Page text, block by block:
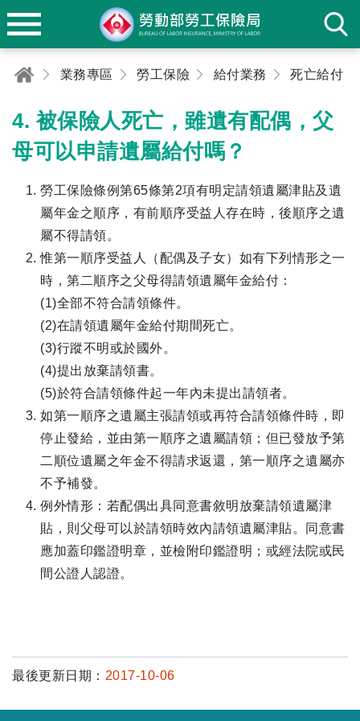
業務專區 勞工保險 給付業務 死亡給付
4. 被保險人死亡，雖遺有配偶，父
母可以申請遺屬給付嗎？
勞工保險條例第65條第2項有明定請領遺屬津貼及遺
屬年金之順序，有前順序受益人存在時，後順序之遺
屬不得請領。
惟第一順序受益人（配偶及子女）如有下列情形之一
時，第二順序之父母得請領遺屬年金給付：
(1)全部不符合請領條件。
(2)在請領遺屬年金給付期間死亡。
(3)行蹤不明或於國外。
(4)提出放棄請領書。
(5)於符合請領條件起一年內未提出請領者。
如第一順序之遺屬主張請領或再符合請領條件時，即
停止發給，並由第一順序之遺屬請領；但已發放予第
二順位遺屬之年金不得請求返還，第一順序之遺屬亦
不予補發。
例外情形：若配偶出具同意書敘明放棄請領遺屬津
貼，則父母可以於請領時效內請領遺屬津貼。同意書
應加蓋印鑑證明章，並檢附印鑑證明；或經法院或民
間公證人認證。
最後更新日期： 2017-10-06